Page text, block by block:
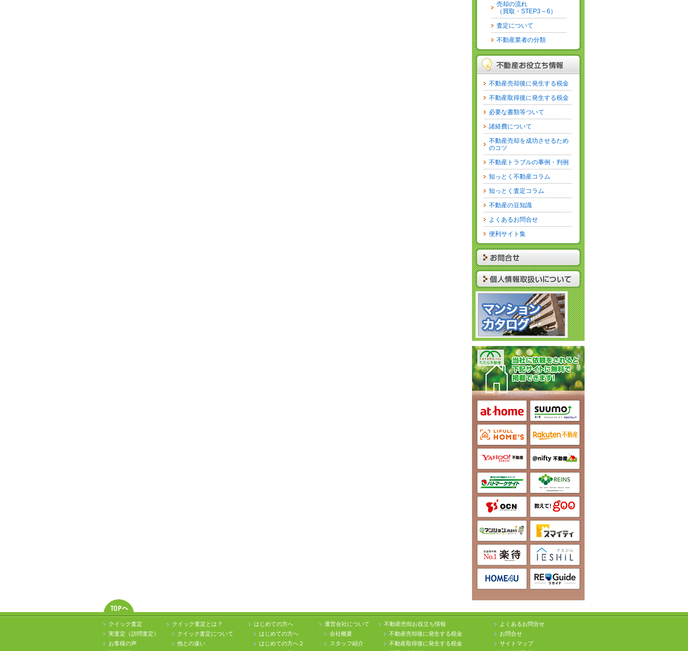
売却の流れ
（買取・STEP3～6）
査定について
不動産業者の分類
不動産売却後に発生する税金
不動産取得後に発生する税金
必要な書類等ついて
諸経費について
不動産売却を成功させるため
のコツ
不動産トラブルの事例・判例
知っとく不動産コラム
知っとく査定コラム
不動産の豆知識
よくあるお問合せ
便利サイト集
クイック査定
実査定（訪問査定）
お客様の声
クイック査定とは？
クイック査定について
他との違い
はじめての方へ
はじめての方へ
はじめての方へ２
運営会社について
会社概要
スタッフ紹介
不動産売却お役立ち情報
不動産売却後に発生する税金
不動産取得後に発生する税金
よくあるお問合せ
お問合せ
サイトマップ